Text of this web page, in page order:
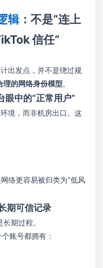
辑：不是“连上
信任”
出发点，并不是绕过规
理的网络身份模型。
眼中的“正常用户”
环境，而非机房出口。这
络更容易被归类为“低风
期可信记录
期过程。
个账号都拥有：